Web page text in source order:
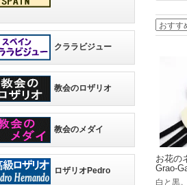
お花の
Grao-
白と黒
クララビジュー
教会のロザリオ
教会のメダイ
ロザリオPedro